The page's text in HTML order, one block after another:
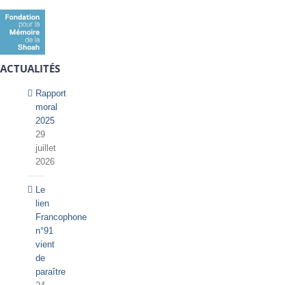
ACTUALITÉS
Rapport
moral
2025
29
juillet
2026
Le
lien
Francophone
n°91
vient
de
paraître